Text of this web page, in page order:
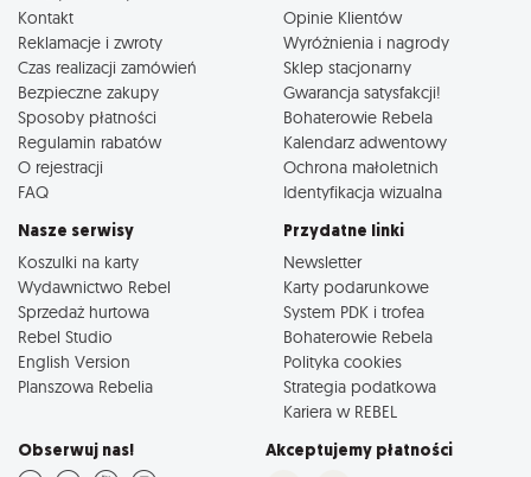
Kontakt
Reklamacje i zwroty
Czas realizacji zamówień
Bezpieczne zakupy
Sposoby płatności
Regulamin rabatów
O rejestracji
FAQ
Opinie Klientów
Wyróżnienia i nagrody
Sklep stacjonarny
Gwarancja satysfakcji!
Bohaterowie Rebela
Kalendarz adwentowy
Ochrona małoletnich
Identyfikacja wizualna
Nasze serwisy
Koszulki na karty
Wydawnictwo Rebel
Sprzedaż hurtowa
Rebel Studio
English Version
Planszowa Rebelia
Przydatne linki
Newsletter
Karty podarunkowe
System PDK i trofea
Bohaterowie Rebela
Polityka cookies
Strategia podatkowa
Kariera w REBEL
Obserwuj nas! Akceptujemy płatności